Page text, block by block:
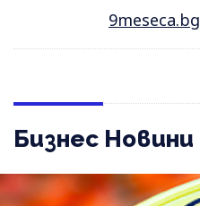
9meseca.bg
Бизнес Новини